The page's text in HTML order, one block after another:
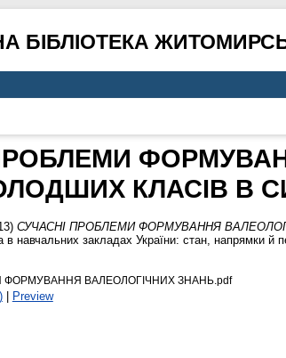
БІБЛІОТЕКА
КЛАСІВ В
СУЧАСНІ ПРОБЛЕМИ ФОРМУВАННЯ
в навчальних закладах України: стан, напрямки
ВАЛЕОЛОГІЧНИХ ЗНАНЬ.pdf
| Preview